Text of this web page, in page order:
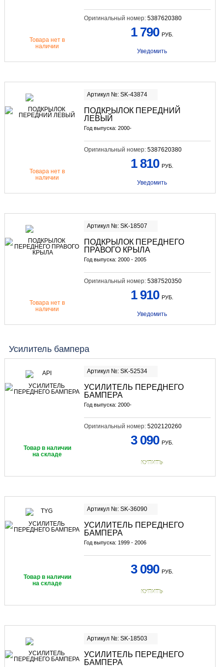
Оригинальный номер: 5387620380
Товара нет в
наличии
1 790 РУБ.
Уведомить
Артикул №: SK-43874
ПОДКРЫЛОК ПЕРЕДНИЙ
ЛЕВЫЙ
Год выпуска: 2000-
Оригинальный номер: 5387620380
Товара нет в
наличии
1 810 РУБ.
Уведомить
Артикул №: SK-18507
ПОДКРЫЛОК ПЕРЕДНЕГО
ПРАВОГО КРЫЛА
Год выпуска: 2000 - 2005
Оригинальный номер: 5387520350
Товара нет в
наличии
1 910 РУБ.
Уведомить
Усилитель бампера
Артикул №: SK-52534
УСИЛИТЕЛЬ ПЕРЕДНЕГО
БАМПЕРА
Год выпуска: 2000-
Оригинальный номер: 5202120260
Товар в наличии
на складе
3 090 РУБ.
КУПИТЬ
Артикул №: SK-36090
УСИЛИТЕЛЬ ПЕРЕДНЕГО
БАМПЕРА
Год выпуска: 1999 - 2006
Товар в наличии
на складе
3 090 РУБ.
КУПИТЬ
Артикул №: SK-18503
УСИЛИТЕЛЬ ПЕРЕДНЕГО
БАМПЕРА